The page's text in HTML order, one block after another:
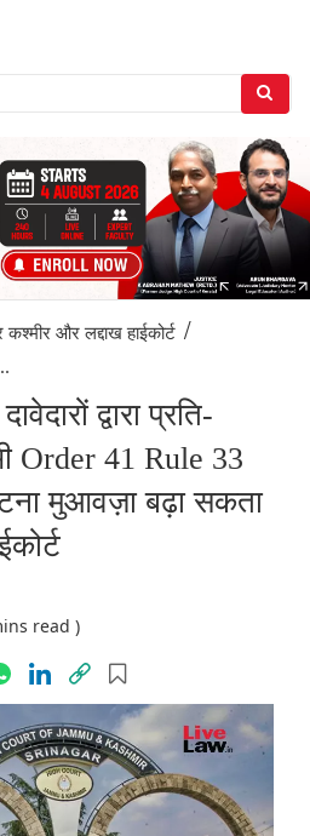
और लद्दाख हाईकोर्ट /
द्वारा प्रति-
Order 41 Rule 33
मुआवज़ा बढ़ा सकता
read )